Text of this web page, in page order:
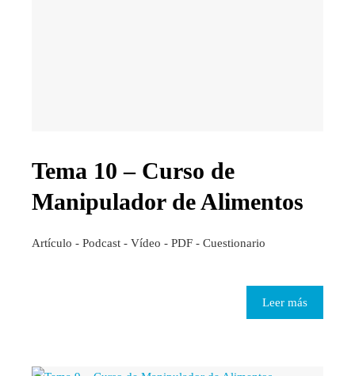
Tema 10 – Curso de
Manipulador de Alimentos
Artículo - Podcast - Vídeo - PDF - Cuestionario
Leer más